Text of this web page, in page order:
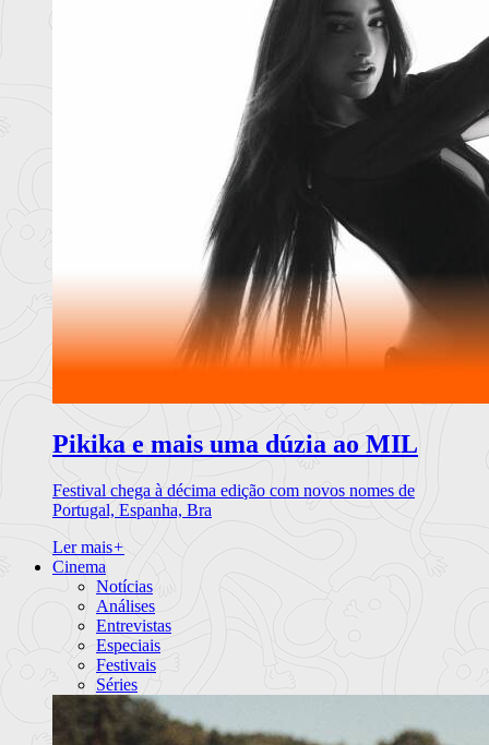
Pikika e mais uma dúzia ao MIL
Festival chega à décima edição com novos nomes de
Portugal, Espanha, Bra
Ler mais+
Cinema
Notícias
Análises
Entrevistas
Especiais
Festivais
Séries